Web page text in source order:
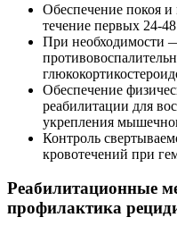
Обеспечение покоя и
течение первых 24-48
При необходимости
Обеспечение
реабилитации для
укрепления
Контроль
кровотечений при
Реабилитационные
профилактика